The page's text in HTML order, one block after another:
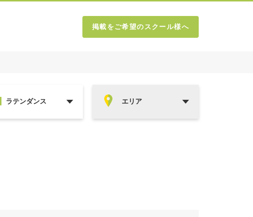
掲載をご希望のスクール様へ